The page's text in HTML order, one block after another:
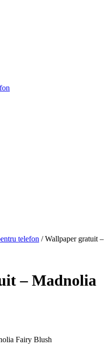
telefon / Wallpaper gratuit –
– Madnolia
Fairy Blush